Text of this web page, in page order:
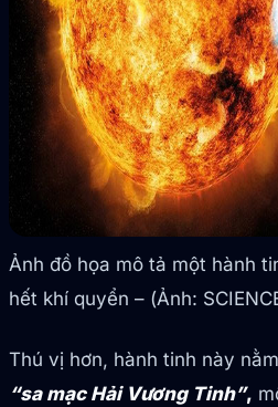
Ảnh đồ họa mô tả một hành
hết khí quyển – (Ảnh:
Thú vị hơn, hành tinh này
“sa mạc Hải Vương Tinh”,